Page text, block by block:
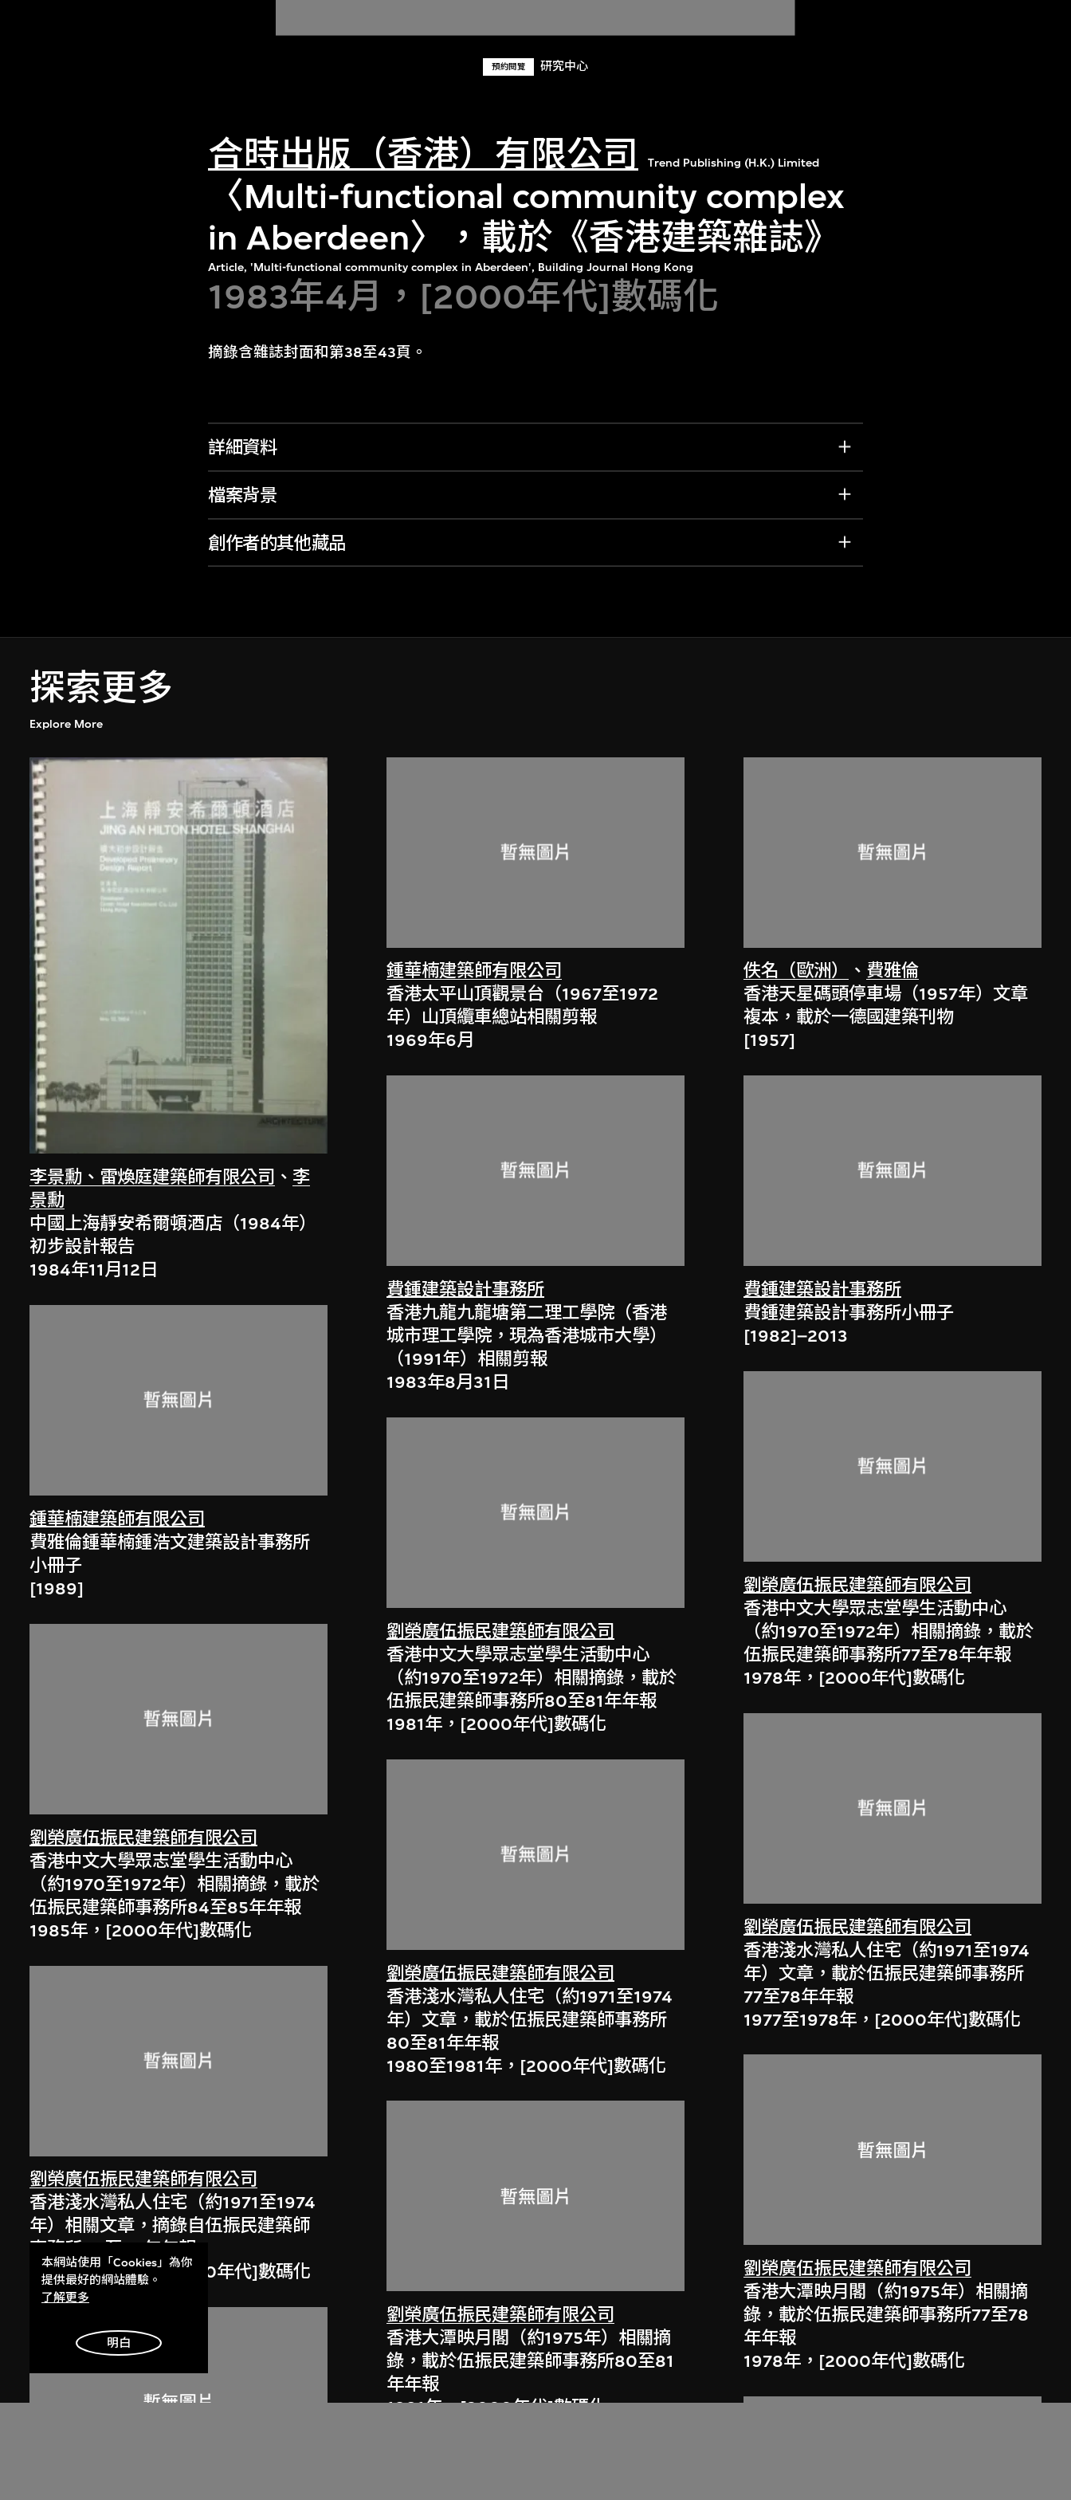
預約閱覽 研究中心
合時出版（香港）有限公司 Trend Publishing (H.K.) Limited
〈Multi-functional community complex
in Aberdeen〉，載於《香港建築雜誌》
Article, 'Multi-functional community complex in Aberdeen', Building Journal Hong Kong
1983年4月，[2000年代]數碼化
摘錄含雜誌封面和第38至43頁。
詳細資料
檔案背景
創作者的其他藏品
探索更多
Explore More
李景勳、雷煥庭建築師有限公司 、 李
景勳
中國上海靜安希爾頓酒店（1984年）
初步設計報告
1984年11月12日
鍾華楠建築師有限公司
費雅倫鍾華楠鍾浩文建築設計事務所
小冊子
[1989]
劉榮廣伍振民建築師有限公司
香港中文大學眾志堂學生活動中心
（約1970至1972年）相關摘錄，載於
伍振民建築師事務所84至85年年報
1985年，[2000年代]數碼化
劉榮廣伍振民建築師有限公司
香港淺水灣私人住宅（約1971至1974
年）相關文章，摘錄自伍振民建築師
事務所84至85年年報
1984至1985年，[2000年代]數碼化
鍾華楠建築師有限公司
香港太平山頂觀景台（1967至1972
年）山頂纜車總站相關剪報
1969年6月
費鍾建築設計事務所
香港九龍九龍塘第二理工學院（香港
城市理工學院，現為香港城市大學）
（1991年）相關剪報
1983年8月31日
劉榮廣伍振民建築師有限公司
香港中文大學眾志堂學生活動中心
（約1970至1972年）相關摘錄，載於
伍振民建築師事務所80至81年年報
1981年，[2000年代]數碼化
劉榮廣伍振民建築師有限公司
香港淺水灣私人住宅（約1971至1974
年）文章，載於伍振民建築師事務所
80至81年年報
1980至1981年，[2000年代]數碼化
劉榮廣伍振民建築師有限公司
香港大潭映月閣（約1975年）相關摘
錄，載於伍振民建築師事務所80至81
年年報
1981年，[2000年代]數碼化
佚名（歐洲） 、 費雅倫
香港天星碼頭停車場（1957年）文章
複本，載於一德國建築刊物
[1957]
費鍾建築設計事務所
費鍾建築設計事務所小冊子
[1982]–2013
劉榮廣伍振民建築師有限公司
香港中文大學眾志堂學生活動中心
（約1970至1972年）相關摘錄，載於
伍振民建築師事務所77至78年年報
1978年，[2000年代]數碼化
劉榮廣伍振民建築師有限公司
香港淺水灣私人住宅（約1971至1974
年）文章，載於伍振民建築師事務所
77至78年年報
1977至1978年，[2000年代]數碼化
劉榮廣伍振民建築師有限公司
香港大潭映月閣（約1975年）相關摘
錄，載於伍振民建築師事務所77至78
年年報
1978年，[2000年代]數碼化
本網站使用「Cookies」為你
提供最好的網站體驗。
了解更多
明白